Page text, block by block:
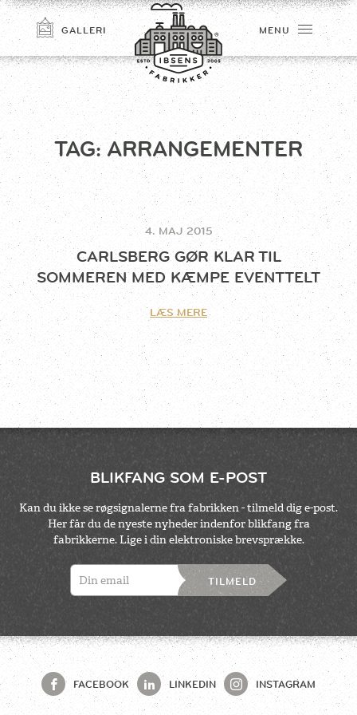
TILMELD
GALLERI MENU
TAG:ARRANGEMENTER
4. MAJ 2015
CARLSBERG GØR KLAR TIL
SOMMEREN MED KÆMPE EVENTTELT
LÆS MERE
BLIKFANG SOM E-POST
Kan du ikke se røgsignalerne fra fabrikken - tilmeld dig e-post.
Her får du de nyeste nyheder indenfor blikfang fra
fabrikkerne. Lige i din elektroniske brevsprække.
TILMELD
FACEBOOK LINKEDIN INSTAGRAM